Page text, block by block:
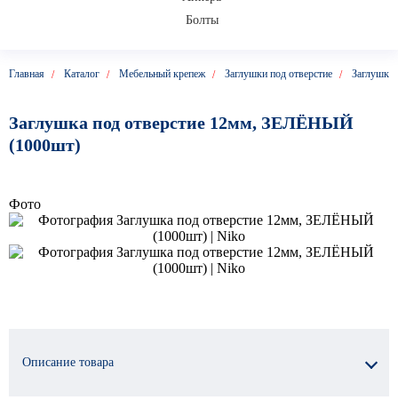
Болты
Главная Каталог Мебельный крепеж Заглушки под отверстие Заглушки
Заглушка под отверстие 12мм, ЗЕЛЁНЫЙ
(1000шт)
Фото
Описание товара